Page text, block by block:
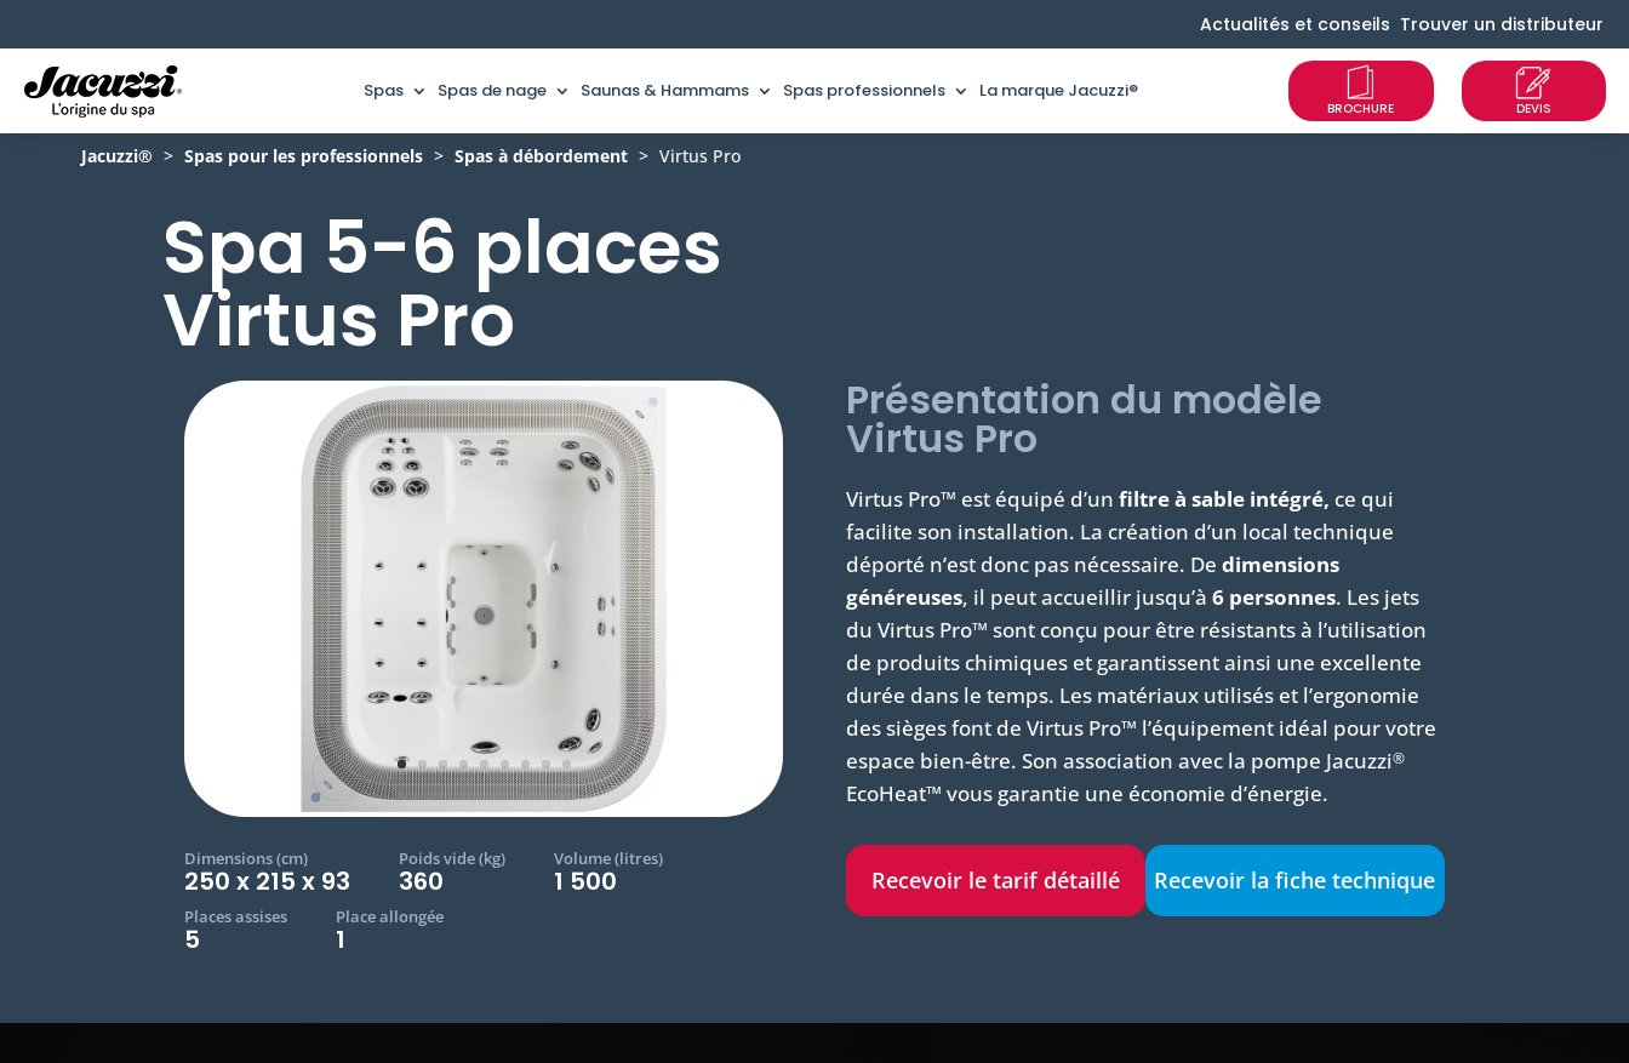
Actualités et conseils Trouver un distributeur
Spas Spas de nage Saunas & Hammams Spas professionnels La marque Jacuzzi®
Jacuzzi® > Spas pour les professionnels > Spas à débordement > Virtus Pro
Spa 5-6 places
Virtus Pro
Dimensions (cm)
250 x 215 x 93
Poids vide (kg)
360
Volume (litres)
1 500
Places assises
5
Place allongée
1
Présentation du modèle
Virtus Pro
Virtus Pro™ est équipé d’un filtre à sable intégré, ce qui
facilite son installation. La création d’un local technique
déporté n’est donc pas nécessaire. De dimensions
généreuses, il peut accueillir jusqu’à 6 personnes. Les jets
du Virtus Pro™ sont conçu pour être résistants à l’utilisation
de produits chimiques et garantissent ainsi une excellente
durée dans le temps. Les matériaux utilisés et l’ergonomie
des sièges font de Virtus Pro™ l’équipement idéal pour votre
espace bien-être. Son association avec la pompe Jacuzzi®
EcoHeat™ vous garantie une économie d’énergie.
Recevoir le tarif détaillé Recevoir la fiche technique